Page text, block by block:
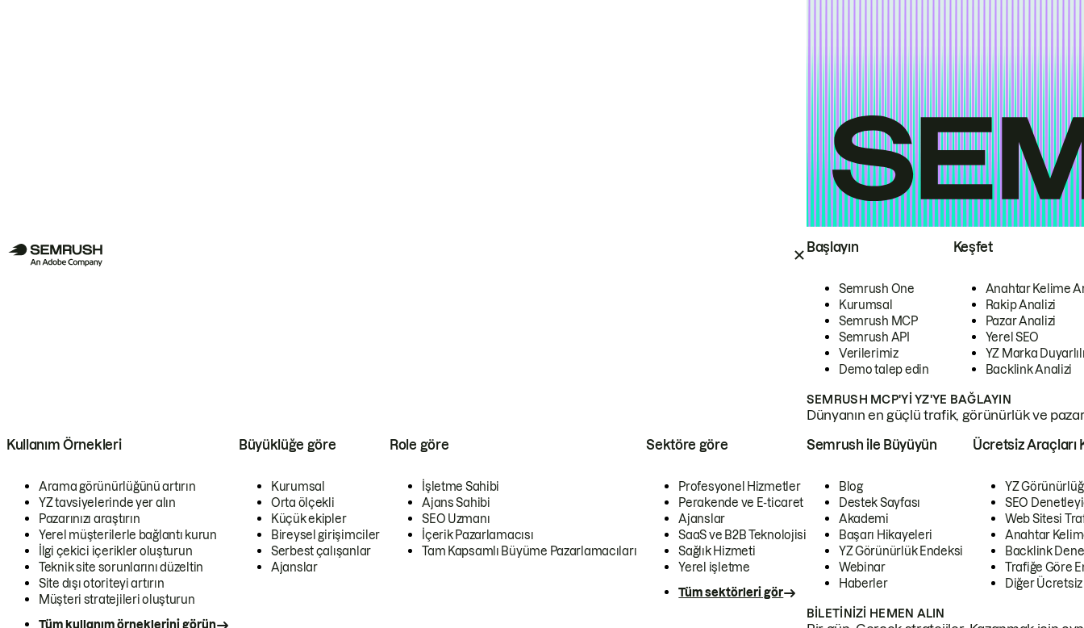
Başlayın
Semrush One
Kurumsal
Semrush MCP
Semrush API
Verilerimiz
Demo talep edin
Keşfet
Anahtar Kelime
Rakip Analizi
Pazar Analizi
Yerel SEO
YZ Marka
Backlink Analizi
SEMRUSH MCP'YI YZ'YE BAĞLAYIN
Dünyanın en güçlü trafik, görünürlük ve
Kullanım Örnekleri
Arama görünürlüğünü artırın
YZ tavsiyelerinde yer alın
Pazarınızı araştırın
Yerel müşterilerle bağlantı kurun
İlgi çekici içerikler oluşturun
Teknik site sorunlarını düzeltin
Site dışı otoriteyi artırın
Müşteri stratejileri oluşturun
Tüm kullanım örneklerini görün
Büyüklüğe göre
Kurumsal
Orta ölçekli
Küçük ekipler
Bireysel girişimciler
Serbest çalışanlar
Ajanslar
Role göre
İşletme Sahibi
Ajans Sahibi
SEO Uzmanı
İçerik Pazarlamacısı
Tam Kapsamlı Büyüme Pazarlamacıları
Sektöre göre
Profesyonel Hizmetler
Perakende ve E-ticaret
Ajanslar
SaaS ve B2B Teknolojisi
Sağlık Hizmeti
Yerel işletme
Tüm sektörleri gör
Semrush ile Büyüyün
Blog
Destek Sayfası
Akademi
Başarı Hikayeleri
YZ Görünürlük Endeksi
Webinar
Haberler
Ücretsiz Araçları
YZ
SEO
Web Sitesi
Anahtar
Backlink
Trafiğe Göre
Diğer
BILETINIZI HEMEN ALIN